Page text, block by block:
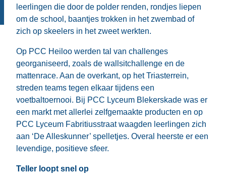
leerlingen die door de polder renden, rondjes liepen
om de school, baantjes trokken in het zwembad of
zich op skeelers in het zweet werkten.
Op PCC Heiloo werden tal van challenges
georganiseerd, zoals de wallsitchallenge en de
mattenrace. Aan de overkant, op het Triasterrein,
streden teams tegen elkaar tijdens een
voetbaltoernooi. Bij PCC Lyceum Blekerskade was er
een markt met allerlei zelfgemaakte producten en op
PCC Lyceum Fabritiusstraat waagden leerlingen zich
aan ‘De Alleskunner’ spelletjes. Overal heerste er een
levendige, positieve sfeer.
Teller loopt snel op